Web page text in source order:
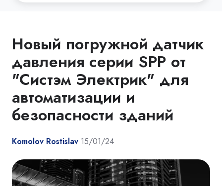
Новый погружной датчик
давления серии SPP от
"Систэм Электрик" для
автоматизации и
безопасности зданий
Komolov Rostislav 15/01/24